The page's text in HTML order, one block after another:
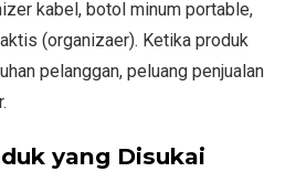
kabel, botol minum portable,
(organizaer). Ketika produk
pelanggan, peluang penjualan
yang Disukai